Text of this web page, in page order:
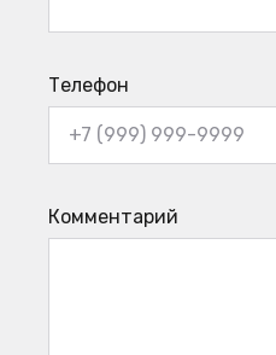
Телефон
Комментарий